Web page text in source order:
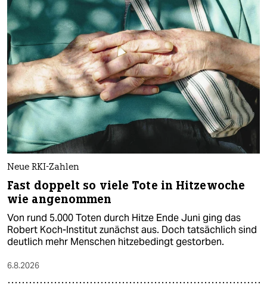
Neue RKI-Zahlen
Fast doppelt so viele Tote in Hitzewoche
wie angenommen
Von rund 5.000 Toten durch Hitze Ende Juni ging das
Robert Koch-Institut zunächst aus. Doch tatsächlich sind
deutlich mehr Menschen hitzebedingt gestorben.
6.8.2026